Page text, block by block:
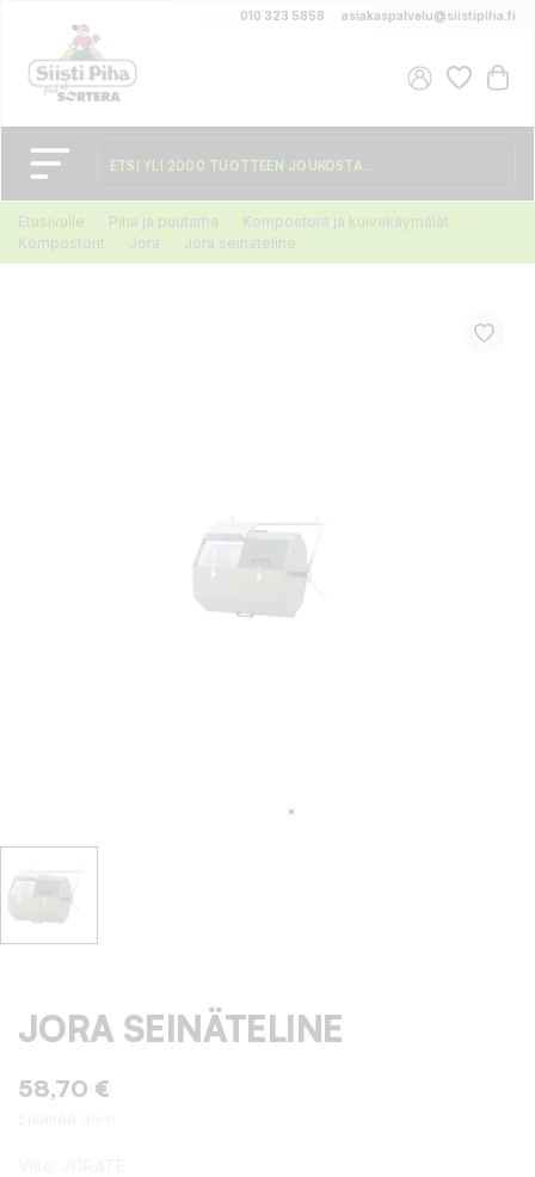
010 323 5858 asiakaspalvelu@siistipiha.fi
Etusivulle Piha ja puutarha
Kompostorit ja kuivakäymälät
Kompostorit
Jora Jora seinäteline
JORA SEINÄTELINE
58,70 €